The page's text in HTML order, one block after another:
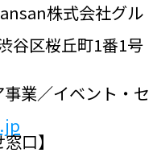
株式会社グル
谷区桜丘町1番1号
業／イベント・セ
口】